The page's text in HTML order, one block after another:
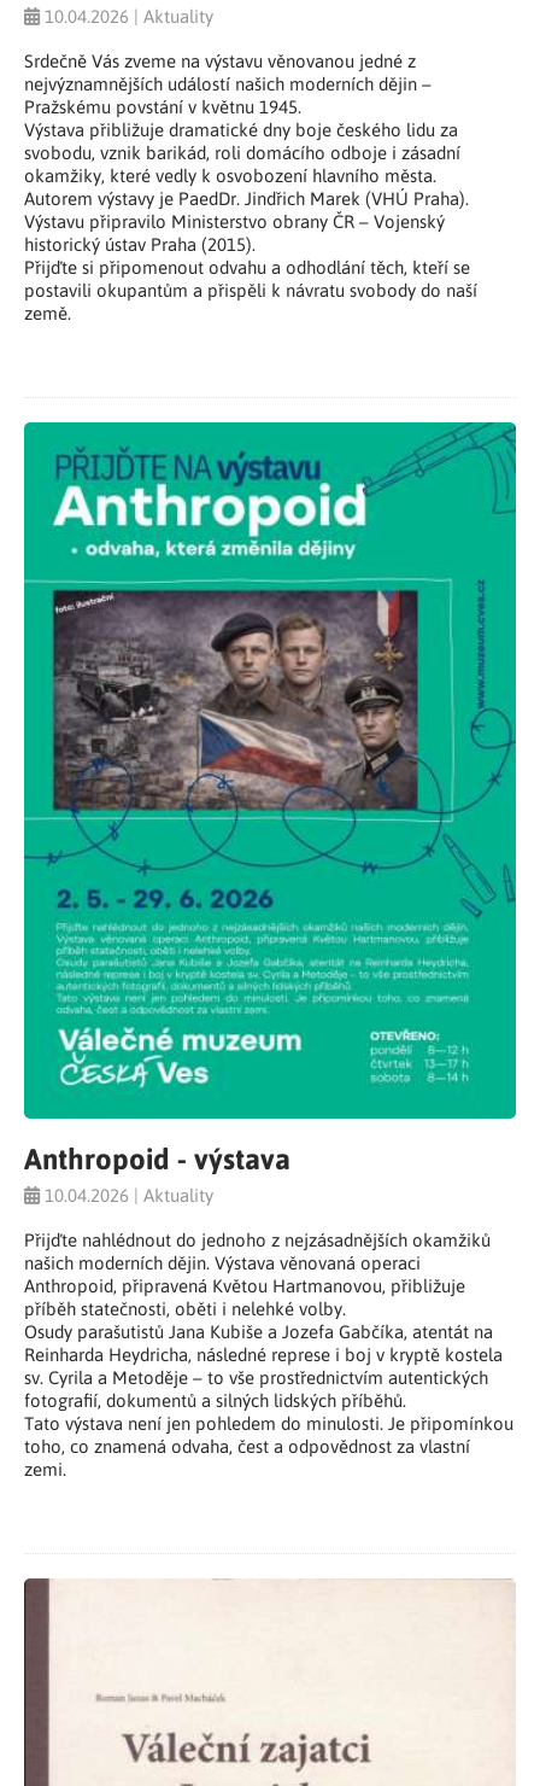
10.04.2026 | Aktuality
Srdečně Vás zveme na výstavu věnovanou jedné z
nejvýznamnějších událostí našich moderních dějin –
Pražskému povstání v květnu 1945.
Výstava přibližuje dramatické dny boje českého lidu za
svobodu, vznik barikád, roli domácího odboje i zásadní
okamžiky, které vedly k osvobození hlavního města.
Autorem výstavy je PaedDr. Jindřich Marek (VHÚ Praha).
Výstavu připravilo Ministerstvo obrany ČR – Vojenský
historický ústav Praha (2015).
Přijďte si připomenout odvahu a odhodlání těch, kteří se
postavili okupantům a přispěli k návratu svobody do naší
země.
Anthropoid - výstava
10.04.2026 | Aktuality
Přijďte nahlédnout do jednoho z nejzásadnějších okamžiků
našich moderních dějin. Výstava věnovaná operaci
Anthropoid, připravená Květou Hartmanovou, přibližuje
příběh statečnosti, oběti i nelehké volby.
Osudy parašutistů Jana Kubiše a Jozefa Gabčíka, atentát na
Reinharda Heydricha, následné represe i boj v kryptě kostela
sv. Cyrila a Metoděje – to vše prostřednictvím autentických
fotografií, dokumentů a silných lidských příběhů.
Tato výstava není jen pohledem do minulosti. Je připomínkou
toho, co znamená odvaha, čest a odpovědnost za vlastní
zemi.